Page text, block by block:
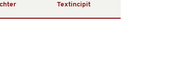
Textincipit